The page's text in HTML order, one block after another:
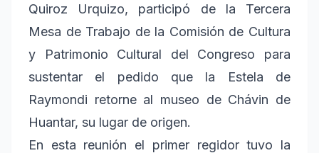
Quiroz Urquizo, participó de la Tercera
Mesa de Trabajo de la Comisión de Cultura
y Patrimonio Cultural del Congreso para
sustentar el pedido que la Estela de
Raymondi retorne al museo de Chávin de
Huantar, su lugar de origen.
En esta reunión el primer regidor tuvo la